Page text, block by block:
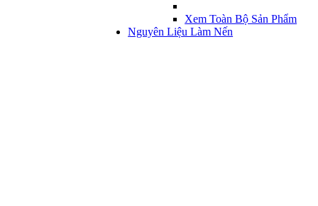
Xem Toàn Bộ Sản Phẩm
Nguyên Liệu Làm Nến